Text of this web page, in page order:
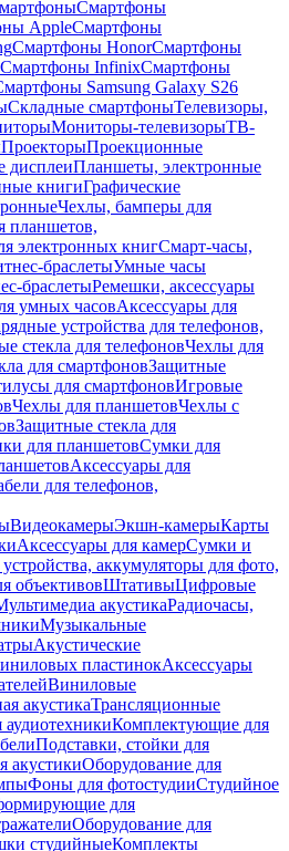
Смартфоны
AppleСмартфоны
Смартфоны HonorСмартфоны
Смартфоны InfinixСмартфоны
Samsung Galaxy S26
Складные смартфоныТелевизоры,
Мониторы-телевизорыТВ-
ПроекторыПроекционные
дисплеиПланшеты, электронные
книгиГрафические
Чехлы, бамперы для
планшетов,
электронных книгСмарт-часы,
браслетыУмные часы
браслетыРемешки, аксессуары
умных часовАксессуары для
устройства для телефонов,
стекла для телефоновЧехлы для
для смартфоновЗащитные
для смартфоновИгровые
Чехлы для планшетовЧехлы с
Защитные стекла для
для планшетовСумки для
Аксессуары для
для телефонов,
ВидеокамерыЭкшн-камерыКарты
Аксессуары для камерСумки и
аккумуляторы для фото,
объективовШтативыЦифровые
акустикаРадиочасы,
Музыкальные
Акустические
пластинокАксессуары
Виниловые
акустикаТрансляционные
аудиотехникиКомплектующие для
Подставки, стойки для
акустикиОборудование для
Фоны для фотостудииСтудийное
для
Оборудование для
студийныеКомплекты